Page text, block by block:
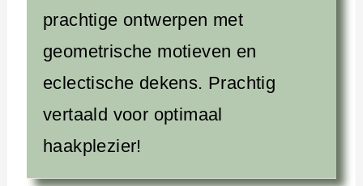
prachtige ontwerpen met
geometrische motieven en
eclectische dekens. Prachtig
vertaald voor optimaal
haakplezier!